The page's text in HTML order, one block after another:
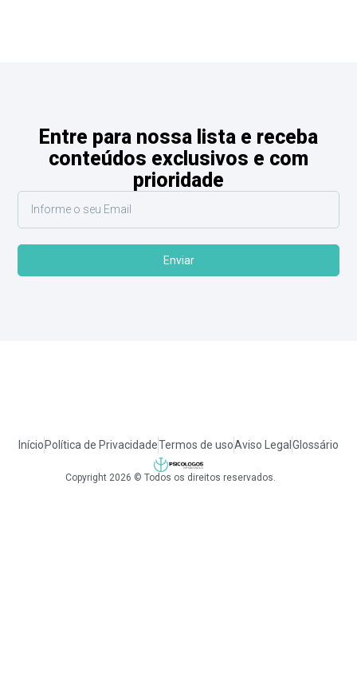
Entre para nossa lista e receba
conteúdos exclusivos e com
prioridade
Enviar
Início Política de PrivacidadeTermos de usoAviso Legal Glossário
Copyright 2026 © Todos os direitos reservados.